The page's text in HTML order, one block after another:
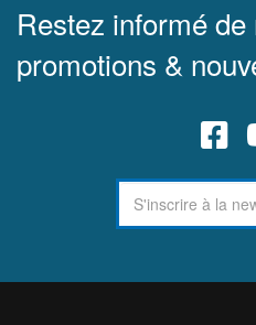
Restez informé de
promotions &